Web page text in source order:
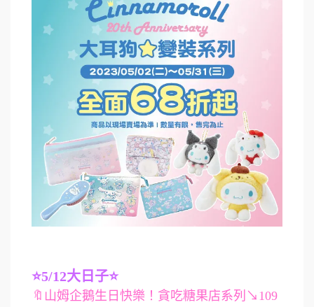
⭐5/12大日子⭐
🔖山姆企鵝生日快樂！貪吃糖果店系列↘109